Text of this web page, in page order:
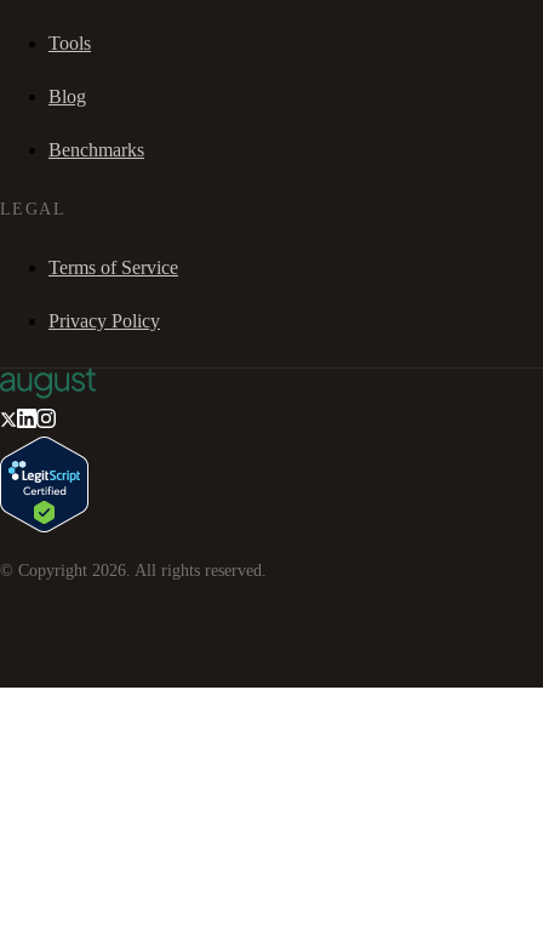
Tools
Blog
Benchmarks
LEGAL
Terms of Service
Privacy Policy
© Copyright 2026 . All rights reserved.